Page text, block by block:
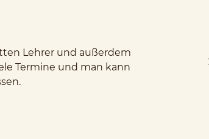
Lehrer und außerdem
Termine und man kann